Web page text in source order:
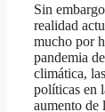
Sin
realidad
mucho por
pandemia
climática,
políticas en
aumento de